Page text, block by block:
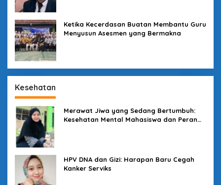
Ketika Kecerdasan Buatan Membantu Guru
Menyusun Asesmen yang Bermakna
Kesehatan
Merawat Jiwa yang Sedang Bertumbuh:
Kesehatan Mental Mahasiswa dan Peran
HPV DNA dan Gizi: Harapan Baru Cegah
Kanker Serviks